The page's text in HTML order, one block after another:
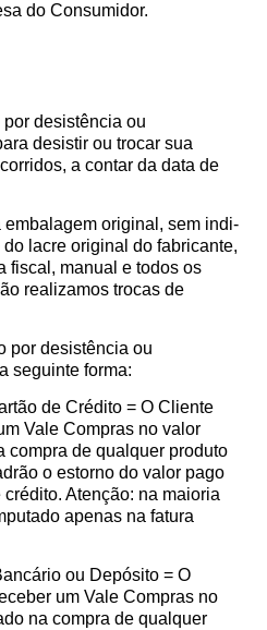
do Consumidor.
desistência ou
desistir ou trocar sua
a contar da data de
embalagem original, sem indi­
lacre original do fabricante,
fiscal, manual e todos os
realizamos trocas de
por desistência ou
seguinte forma:
de Crédito = O Cliente
Vale Compras no valor
compra de qualquer produto
o estorno do valor pago
Atenção: na maioria
apenas na fatura
ou Depósito = O
um Vale Compras no
na compra de qualquer